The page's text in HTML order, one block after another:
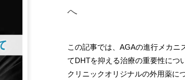
へ
この記事では、AGAの進行メカニ
てDHTを抑える治療の重要性につ
クリニックオリジナルの外用薬に